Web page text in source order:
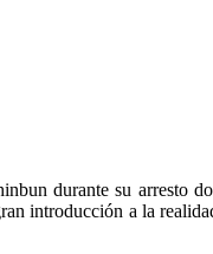
durante su arresto
introducción a la